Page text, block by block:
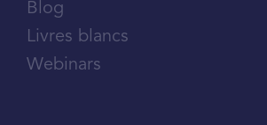
Blog
Livres blancs
Webinars